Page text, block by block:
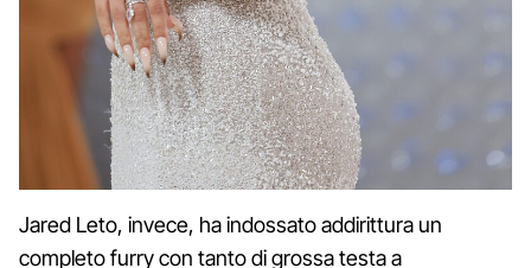
Jared Leto, invece, ha indossato addirittura un
completo furry con tanto di grossa testa a